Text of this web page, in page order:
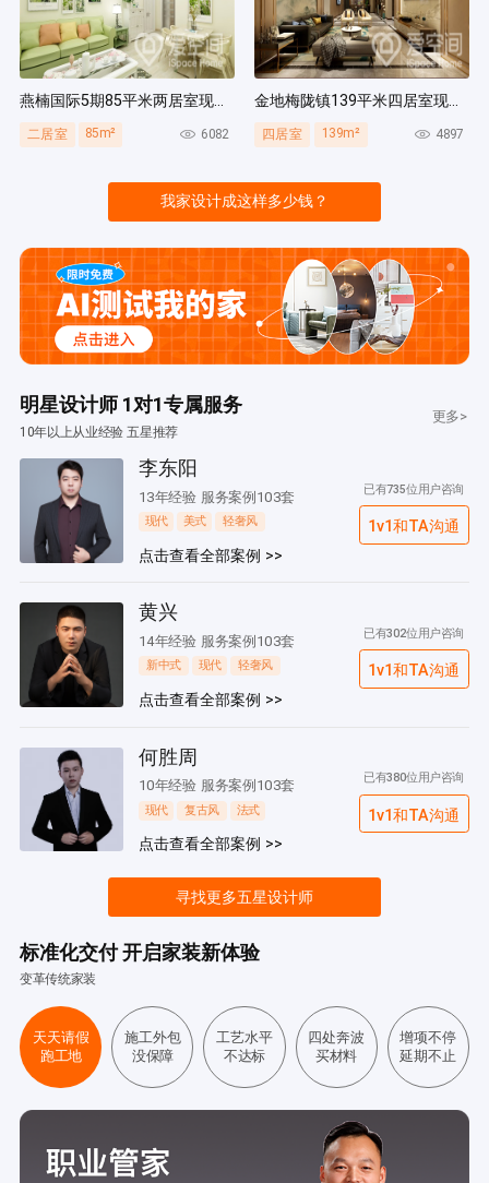
燕楠国际5期85平米两居室现代简约风装修案例
二居室 85m² 6082
金地梅陇镇139平米四居室现代简约风装修案例
四居室 139m² 4897
我家设计成这样多少钱？
明星设计师 1对1专属服务
10年以上从业经验 五星推荐
更多>
李东阳
13年经验 服务案例103套
现代 美式 轻奢风
点击查看全部案例 >>
已有735位用户咨询
1v1和TA沟通
黄兴
14年经验 服务案例103套
新中式 现代 轻奢风
点击查看全部案例 >>
已有302位用户咨询
1v1和TA沟通
何胜周
10年经验 服务案例103套
现代 复古风 法式
点击查看全部案例 >>
已有380位用户咨询
1v1和TA沟通
寻找更多五星设计师
标准化交付 开启家装新体验
变革传统家装
天天请假
跑工地
施工外包
没保障
工艺水平
不达标
四处奔波
买材料
增项不停
延期不止